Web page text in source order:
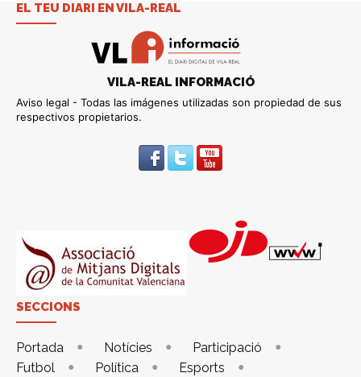
EL TEU DIARI EN VILA-REAL
VILA-REAL INFORMACIÓ
Aviso legal - Todas las imágenes utilizadas son propiedad de sus
respectivos propietarios.
SECCIONS
Portada Notícies
Participació
Futbol
Política
Esports